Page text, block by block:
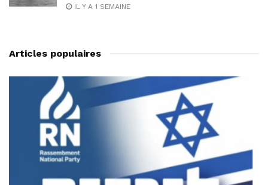
IL Y A 1 SEMAINE
Articles populaires